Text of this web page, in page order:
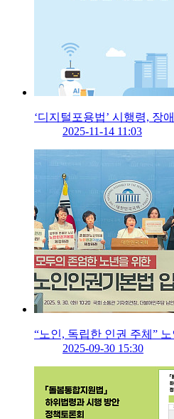
‘디지털포용법’ 시행령, 장
2025-11-14 11:03
“노인, 독립한 인권 주체”
2025-09-30 15:30